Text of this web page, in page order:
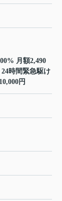
月額2,490
時間緊急駆け
円